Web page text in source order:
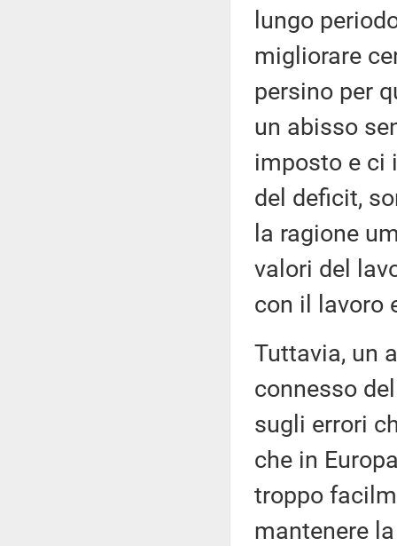
lungo
migliorare
persino per
un abisso
imposto e ci
del deficit,
la ragione
valori del
con il lavoro
Tuttavia, un
connesso
sugli errori
che in
troppo
mantenere